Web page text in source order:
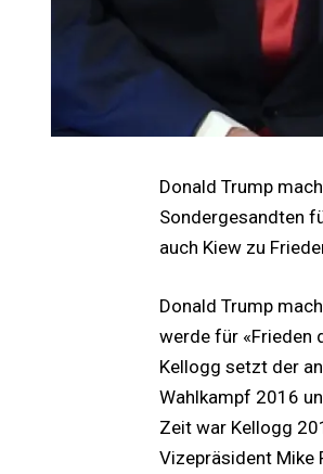
Donald Trump
Sondergesandten
auch Kiew zu
Donald Trump
werde für «Frieden
Kellogg setzt der
Wahlkampf 2016
Zeit war Kellogg
Vizepräsident Mike